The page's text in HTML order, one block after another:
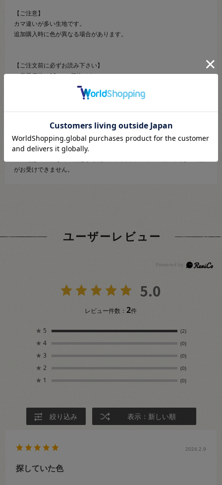
【ご注意】
カマ違いが多い生地です。
追加購入時に色が異なる場合があります。
【ご注文前に必ずお読み下さい】
・表示価格は10cmの価格です。
・生地は10cmから10cm単位で販売しております。
・ご覧になるディスプレイ環境などにより、商品画像と実物の色味が異
ましても若干差が生じる場合があります。予めご了承くださいませ。
・当社の他オンラインショップと在庫を共有しており、注文が確定して
も完売・欠品の場合があります。予めご了承下さい。
がお受けできません。
ユーザーレビュー
5.0
レビュー件数：2件
★ 5 (2)
★ 4 (0)
★ 3 (0)
★ 2 (0)
★ 1 (0)
絞り込み 表示：新しい順
2024.2.9
探していた色